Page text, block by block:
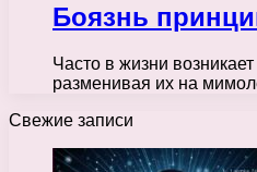
Боязнь
Часто в жизни
разменивая их на
Свежие записи